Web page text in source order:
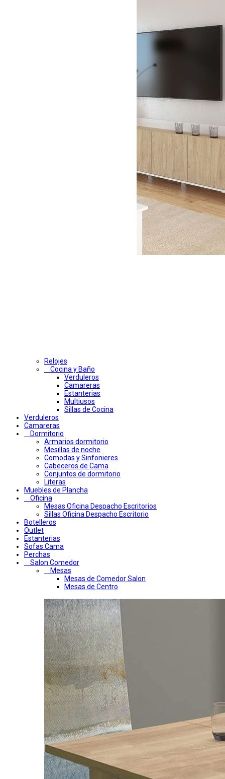
Relojes
Cocina y Baño
Verduleros
Camareras
Estanterias
Multiusos
Sillas de Cocina
Verduleros
Camareras
Dormitorio
Armarios dormitorio
Mesillas de noche
Comodas y Sinfonieres
Cabeceros de Cama
Conjuntos de dormitorio
Literas
Muebles de Plancha
Oficina
Mesas Oficina Despacho Escritorios
Sillas Oficina Despacho Escritorio
Botelleros
Outlet
Estanterias
Sofas Cama
Perchas
Salon Comedor
Mesas
Mesas de Comedor Salon
Mesas de Centro